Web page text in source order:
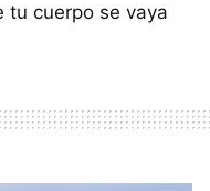
tu cuerpo se vaya